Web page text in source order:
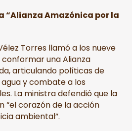
“Alianza Amazónica por la
Torres llamó a los nueve
conformar una Alianza
articulando políticas de
y combate a los
La ministra defendió que la
“el corazón de la acción
ambiental”.